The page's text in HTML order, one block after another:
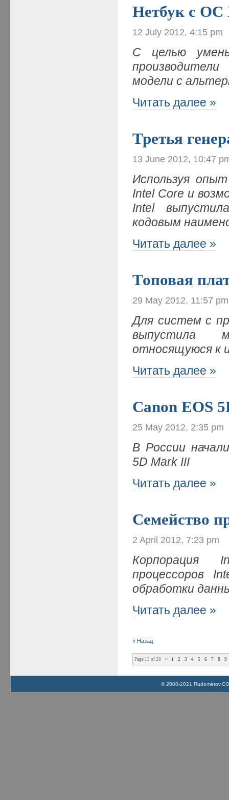
Нетбук с OC
12 July 2012, 4:15 pm
С целью
модели с
Читать далее »
Третья
13 June 2012, 10:47
Используя
Intel Core и
Intel
кодовым
Читать далее »
Топовая
29 May 2012, 11:57 pm
Для систем с
выпустила
относящуюся к
Читать далее »
Canon EOS
25 May 2012, 2:35 pm
В России
5D Mark III
Читать далее »
Семейство
2 April 2012, 7:23 pm
Корпорация
процессоров
обработки
Читать далее »
« Назад
Page 13 of 28 < 1 2 3 4 5 6 7 8 9
© 2000-2021